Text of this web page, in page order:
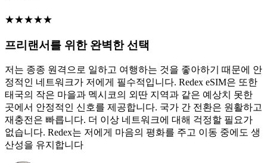
★★★★★
프리랜서를 위한 완벽한 선택
저는 종종 원격으로 일하고 여행하는 것을 좋아하기 때문에 안
정적인 네트워크가 저에게 필수적입니다. Redex eSIM은 또한
태국의 작은 마을과 멕시코의 외딴 지역과 같은 예상치 못한
곳에서 안정적인 신호를 제공합니다. 국가 간 전환은 원활하고
재충전은 빠릅니다. 더 이상 네트워크에 대해 걱정할 필요가
없습니다. Redex는 저에게 마음의 평화를 주고 이동 중에도 생
산성을 유지합니다